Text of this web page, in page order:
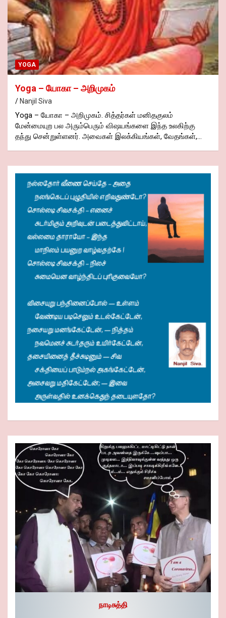
YOGA
Yoga – யோகா – அறிமுகம்
Nanjil Siva
Yoga – யோகா – அறிமுகம். சித்தர்கள் மனிதகுலம்
மேன்மையுற பல அரும்பெரும் விஷயங்களை இந்த உலகிற்கு
தந்து சென்றுள்ளனர். அவைகள் இலக்கியங்கள், வேதங்கள்,…
நாடிசுத்தி